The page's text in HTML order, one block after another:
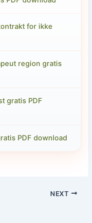
for ikke
region gratis
gratis PDF
PDF download
NEXT